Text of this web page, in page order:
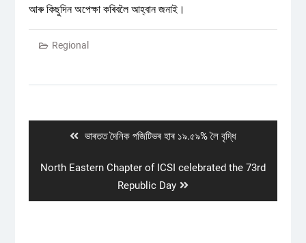
আৰু কিছুদিন অপেক্ষা কৰিবলৈ আহ্বান জনাই।
Regional
Previous
ভাৰতত দৈনিক পজিটিভৰ হাৰ ১৯.৫৯% লৈ বৃদ্ধি
Next
North Eastern Chapter of ICSI celebrated the 73rd
Republic Day